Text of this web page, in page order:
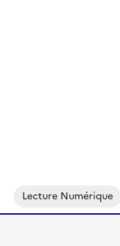
Lecture Numérique